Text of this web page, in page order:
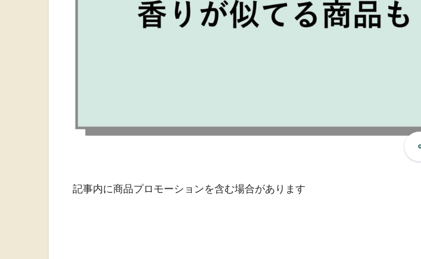
記事内に商品プロモーションを含む場合があります